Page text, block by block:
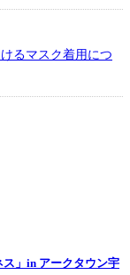
るマスク着用につ
」in アークタウン宇